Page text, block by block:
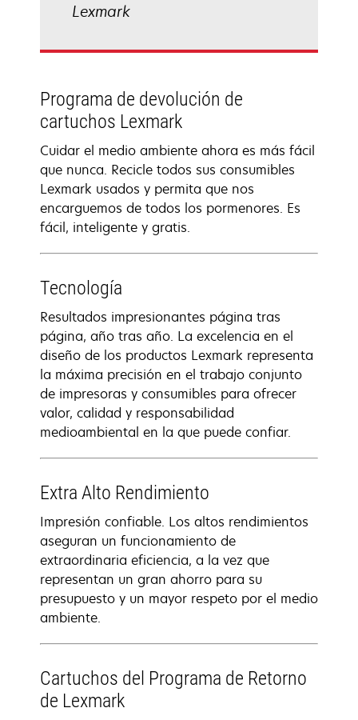
Lexmark
Programa de devolución de
cartuchos Lexmark
Cuidar el medio ambiente ahora es más fácil
que nunca. Recicle todos sus consumibles
Lexmark usados y permita que nos
encarguemos de todos los pormenores. Es
fácil, inteligente y gratis.
Tecnología
Resultados impresionantes página tras
página, año tras año. La excelencia en el
diseño de los productos Lexmark representa
la máxima precisión en el trabajo conjunto
de impresoras y consumibles para ofrecer
valor, calidad y responsabilidad
medioambiental en la que puede confiar.
Extra Alto Rendimiento
Impresión confiable. Los altos rendimientos
aseguran un funcionamiento de
extraordinaria eficiencia, a la vez que
representan un gran ahorro para su
presupuesto y un mayor respeto por el medio
ambiente.
Cartuchos del Programa de Retorno
de Lexmark